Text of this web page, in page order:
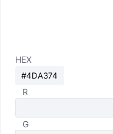
HEX
R
G